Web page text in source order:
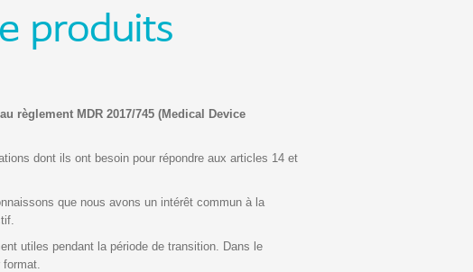
produits
règlement MDR 2017/745 (Medical Device
dont ils ont besoin pour répondre aux articles 14 et
que nous avons un intérêt commun à la
utiles pendant la période de transition. Dans le